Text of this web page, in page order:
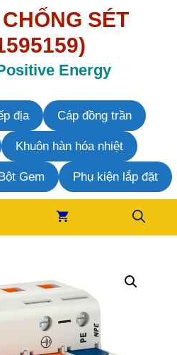
SÉT
Energy
địa Cáp đồng trần
Khuôn hàn hóa nhiệt
Gem Phụ kiện lắp đặt